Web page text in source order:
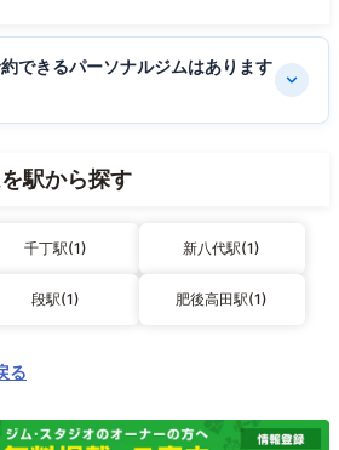
できるパーソナルジムはあります
駅から探す
千丁駅(1) 新八代駅(1)
段駅(1) 肥後高田駅(1)
る